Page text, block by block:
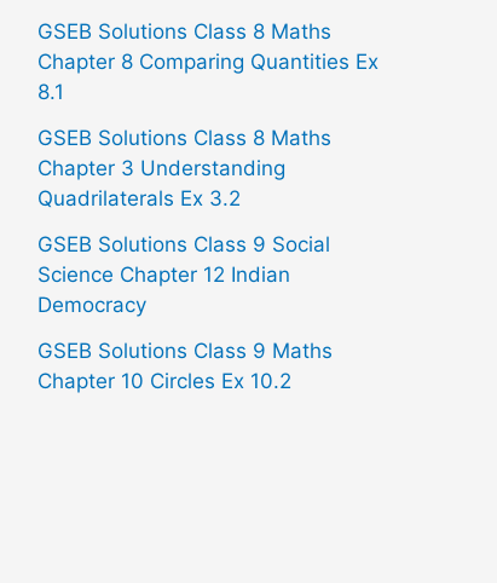
GSEB Solutions Class 8 Maths
Chapter 8 Comparing Quantities Ex
8.1
GSEB Solutions Class 8 Maths
Chapter 3 Understanding
Quadrilaterals Ex 3.2
GSEB Solutions Class 9 Social
Science Chapter 12 Indian
Democracy
GSEB Solutions Class 9 Maths
Chapter 10 Circles Ex 10.2